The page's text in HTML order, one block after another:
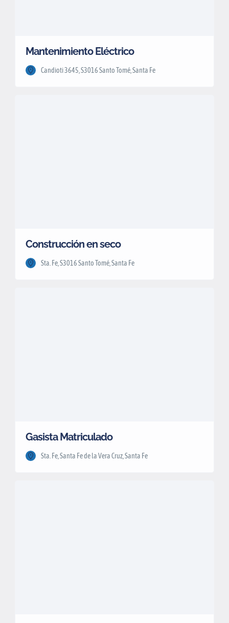
Mantenimiento Eléctrico
Candioti 3645, S3016 Santo Tomé, Santa Fe
Construcción en seco
Sta. Fe, S3016 Santo Tomé, Santa Fe
Gasista Matriculado
Sta. Fe, Santa Fe de la Vera Cruz, Santa Fe